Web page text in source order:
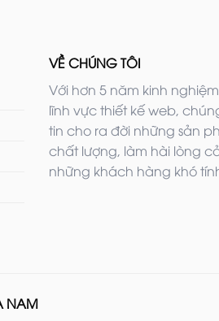
VỀ CHÚNG TÔI
Với hơn 5 năm kinh
lĩnh vực thiết kế web,
tin cho ra đời những sản
chất lượng, làm hài lòng
những khách hàng khó
NAM